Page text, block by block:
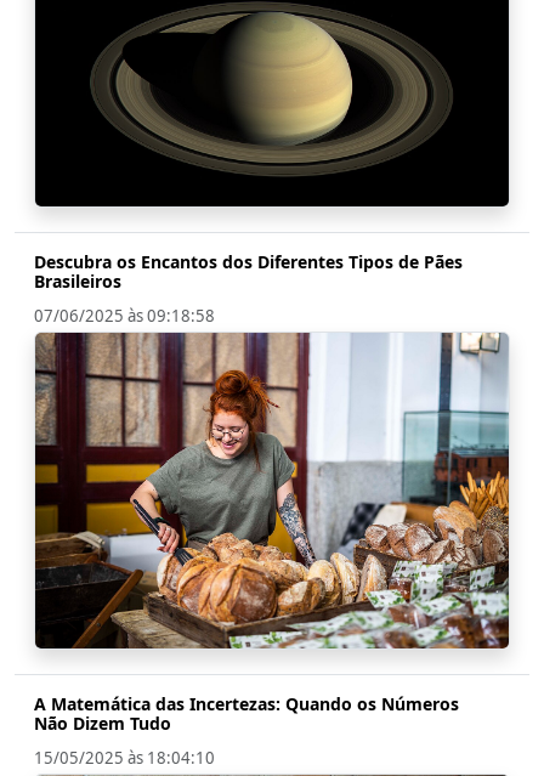
Descubra os Encantos dos Diferentes Tipos de Pães
Brasileiros
07/06/2025 às 09:18:58
A Matemática das Incertezas: Quando os Números
Não Dizem Tudo
15/05/2025 às 18:04:10